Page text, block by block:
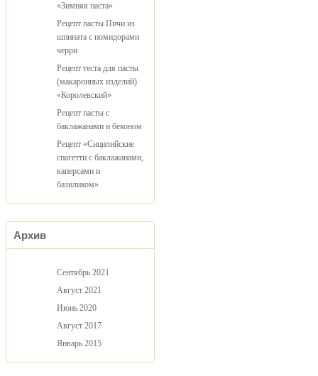
«Зимняя паста»
Рецепт пасты Пичи из
шпината с помидорами
черри
Рецепт теста для пасты
(макаронных изделий)
«Королевский»
Рецепт пасты с
баклажанами и беконом
Рецепт «Сицилийские
спагетти с баклажанами,
каперсами и
базиликом»
Архив
Сентябрь 2021
Август 2021
Июнь 2020
Август 2017
Январь 2015